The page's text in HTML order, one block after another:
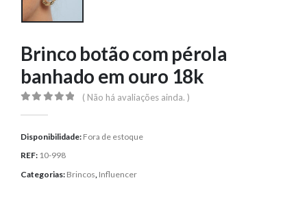
Brinco botão com pérola
banhado em ouro 18k
( Não há avaliações ainda. )
Disponibilidade: Fora de estoque
REF: 10-998
Categorias: Brincos, Influencer